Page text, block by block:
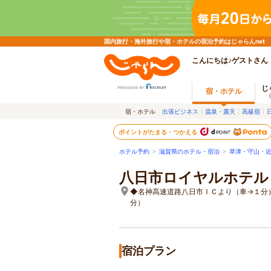
国内旅行・海外旅行や宿・ホテルの宿泊予約はじゃらんnet
こんにちは♪ゲストさん
宿・ホテル じ
宿・ホテル 出張ビジネス 温泉・露天 高級宿
ポイントがたまる・つかえる
ホテル予約 > 滋賀県のホテル・宿泊 > 草津・守山・
八日市ロイヤルホテル
◆名神高速道路八日市ＩＣより（車→１
分）
宿泊プラン